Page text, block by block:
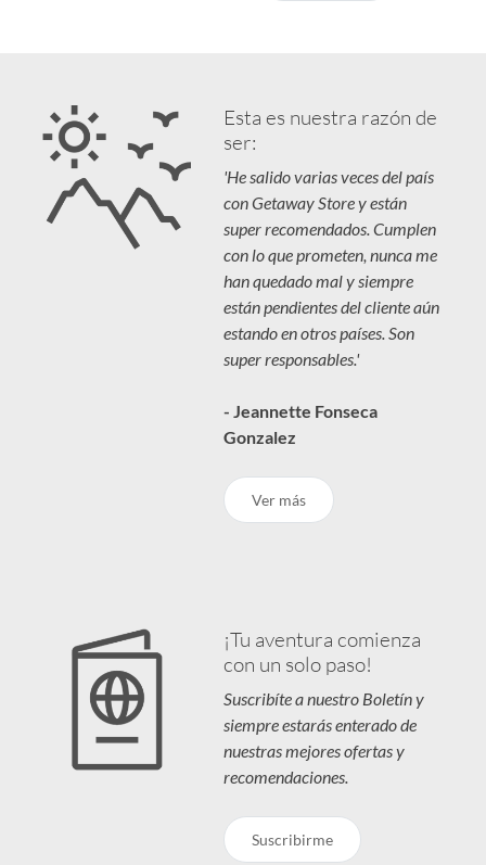
Esta es nuestra razón de
ser:
'He salido varias veces del país
con Getaway Store y están
super recomendados. Cumplen
con lo que prometen, nunca me
han quedado mal y siempre
están pendientes del cliente aún
estando en otros países. Son
super responsables.'
- Jeannette Fonseca
Gonzalez
Ver más
¡Tu aventura comienza
con un solo paso!
Suscribíte a nuestro Boletín y
siempre estarás enterado de
nuestras mejores ofertas y
recomendaciones.
Suscribirme